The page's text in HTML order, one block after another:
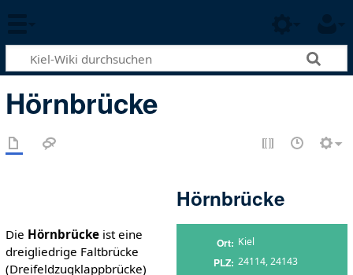
Hörnbrücke
Hörnbrücke
Ort Kiel
PLZ 24114, 24143
Die Hörnbrückeist eine
dreigliedrige Faltbrücke
(Dreifeldzugklappbrücke)